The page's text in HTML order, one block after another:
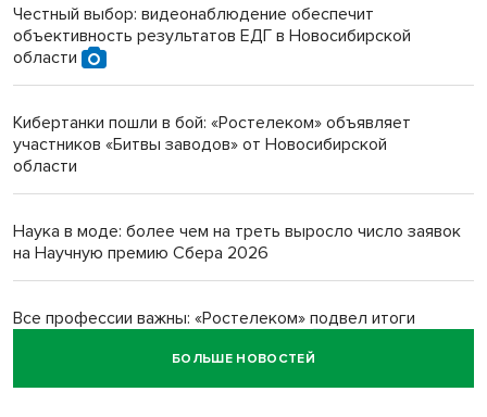
Инвалид получил условный срок за избиение врачей
протезом под Новосибирском
Новосибирский преподаватель с женой вошли в топ-16
многодетных в России
Обновлённое отделение ВТБ открылось в Искитиме
Честный выбор: видеонаблюдение обеспечит
объективность результатов ЕДГ в Новосибирской
области
Кибертанки пошли в бой: «Ростелеком» объявляет
участников «Битвы заводов» от Новосибирской
области
Наука в моде: более чем на треть выросло число заявок
на Научную премию Сбера 2026
Все профессии важны: «Ростелеком» подвел итоги
БОЛЬШЕ НОВОСТЕЙ